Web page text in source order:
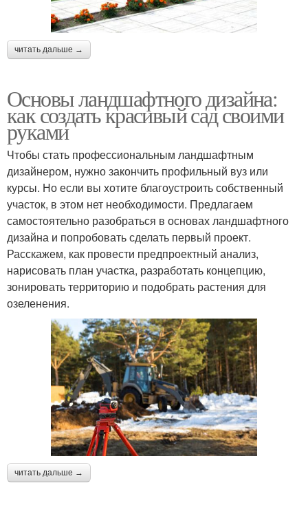
читать дальше →
Основы ландшафтного дизайна:
как создать красивый сад своими
руками
Чтобы стать профессиональным ландшафтным
дизайнером, нужно закончить профильный вуз или
курсы. Но если вы хотите благоустроить собственный
участок, в этом нет необходимости. Предлагаем
самостоятельно разобраться в основах ландшафтного
дизайна и попробовать сделать первый проект.
Расскажем, как провести предпроектный анализ,
нарисовать план участка, разработать концепцию,
зонировать территорию и подобрать растения для
озеленения.
читать дальше →